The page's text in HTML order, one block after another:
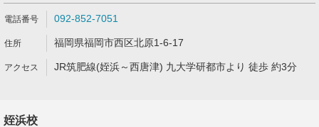
092-852-7051
福岡県福岡市西区北原1-6-17
JR筑肥線(姪浜～西唐津) 九大学研都市より 徒歩 約3分
姪浜校